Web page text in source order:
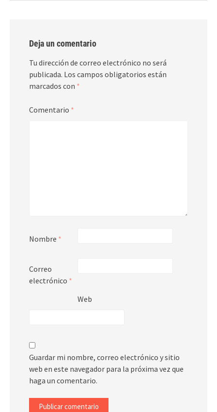
Deja un comentario
Tu dirección de correo electrónico no será
publicada. Los campos obligatorios están
marcados con *
Comentario *
Nombre *
Correo
electrónico *
Web
Guardar mi nombre, correo electrónico y sitio
web en este navegador para la próxima vez que
haga un comentario.